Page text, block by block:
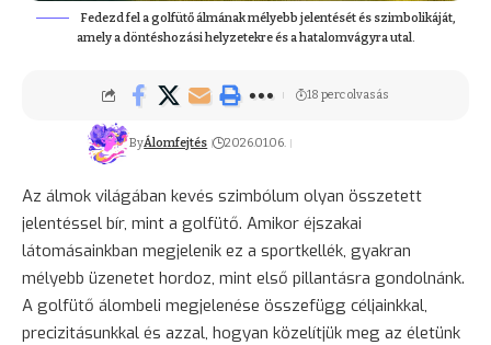
Fedezd fel a golfütő álmának mélyebb jelentését és szimbolikáját,
amely a döntéshozási helyzetekre és a hatalomvágyra utal.
ByÁlomfejtés 2026.01.06.
18 perc olvasás
Az álmok világában kevés szimbólum olyan összetett
jelentéssel bír, mint a golfütő. Amikor éjszakai
látomásainkban megjelenik ez a sportkellék, gyakran
mélyebb üzenetet hordoz, mint első pillantásra gondolnánk.
A golfütő álombeli megjelenése összefügg céljainkkal,
precizitásunkkal és azzal, hogyan közelítjük meg az életünk